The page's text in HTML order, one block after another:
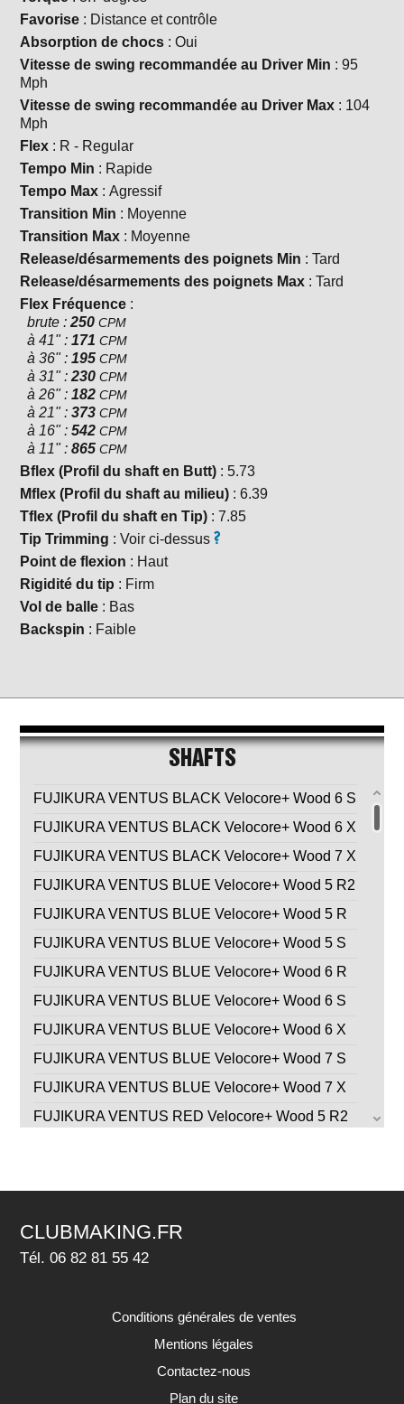
Favorise : Distance et contrôle
Absorption de chocs : Oui
Vitesse de swing recommandée au Driver Min : 95
Mph
Vitesse de swing recommandée au Driver Max : 104
Mph
Flex : R - Regular
Tempo Min : Rapide
Tempo Max : Agressif
Transition Min : Moyenne
Transition Max : Moyenne
Release/désarmements des poignets Min : Tard
Release/désarmements des poignets Max : Tard
Flex Fréquence :
brute :250 CPM
à 41" :171 CPM
à 36" :195 CPM
à 31" :230 CPM
à 26" :182 CPM
à 21" :373 CPM
à 16" :542 CPM
à 11" :865 CPM
Bflex (Profil du shaft en Butt) : 5.73
Mflex (Profil du shaft au milieu) : 6.39
Tflex (Profil du shaft en Tip) : 7.85
Tip Trimming : Voir ci-dessus
Point de flexion : Haut
Rigidité du tip : Firm
Vol de balle : Bas
Backspin : Faible
SHAFTS
FUJIKURA VENTUS BLACK Velocore+ Wood 6 S
FUJIKURA VENTUS BLACK Velocore+ Wood 6 X
FUJIKURA VENTUS BLACK Velocore+ Wood 7 X
FUJIKURA VENTUS BLUE Velocore+ Wood 5 R2
FUJIKURA VENTUS BLUE Velocore+ Wood 5 R
FUJIKURA VENTUS BLUE Velocore+ Wood 5 S
FUJIKURA VENTUS BLUE Velocore+ Wood 6 R
FUJIKURA VENTUS BLUE Velocore+ Wood 6 S
FUJIKURA VENTUS BLUE Velocore+ Wood 6 X
FUJIKURA VENTUS BLUE Velocore+ Wood 7 S
FUJIKURA VENTUS BLUE Velocore+ Wood 7 X
FUJIKURA VENTUS RED Velocore+ Wood 5 R2
FUJIKURA VENTUS RED Velocore+ Wood 6 S
FUJIKURA VENTUS RED Velocore+ Wood 6 X
GRAPHITE DESIGN TOUR AD CQ Wood 5 R1
GRAPHITE DESIGN TOUR AD CQ Wood 6 S
GRAPHITE DESIGN TOUR AD CQ Wood 7 X
CLUBMAKING.FR
Tél. 06 82 81 55 42
Conditions générales de ventes
Mentions légales
Contactez-nous
Plan du site